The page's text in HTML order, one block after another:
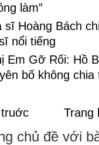
làm”
sĩ Hoàng Bách
nổi tiếng
Em Gỡ Rối: Hồ
bố không
Trang
chủ đề với